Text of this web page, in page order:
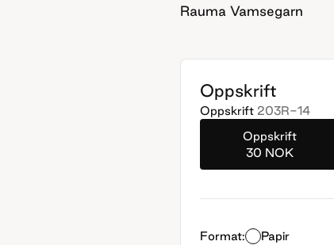
Rauma Vamsegarn
Oppskrift
Oppskrift 203R-14
Oppskrift
30 NOK
Format: Papir